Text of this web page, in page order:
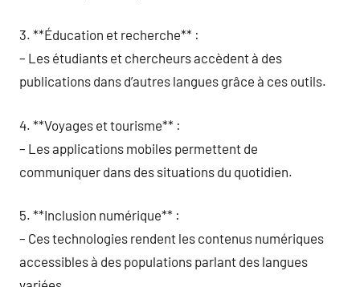
3. **Éducation et recherche** :
– Les étudiants et chercheurs accèdent à des
publications dans d’autres langues grâce à ces outils.
4. **Voyages et tourisme** :
– Les applications mobiles permettent de
communiquer dans des situations du quotidien.
5. **Inclusion numérique** :
– Ces technologies rendent les contenus numériques
accessibles à des populations parlant des langues